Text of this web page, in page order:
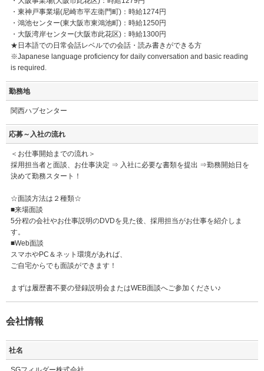
・東神戸事業場(尼崎市平左衛門町)：時給1274円
・鴻池センター(東大阪市東鴻池町)：時給1250円
・大阪湾岸センター(大阪市此花区)：時給1300円
★日本語での日常会話レベルでの会話・読み書きができる方
※Japanese language proficiency for daily conversation and basic reading
is required.
勤務地
関西ハブセンター
応募～入社の流れ
＜お仕事開始までの流れ＞
採用担当者と面談、お仕事決定 ⇒ 入社に必要な書類を提出 ⇒勤務開始日を
決めて勤務スタート！
☆面談方法は２種類☆
■来場面談
5分程の会社やお仕事説明のDVDを見た後、採用担当がお仕事を紹介しま
す。
■Web面談
スマホやPC＆ネット環境があれば、
ご自宅からでも面談ができます！
まずは履歴書不要の登録説明会またはWEB面談へご参加ください♪
会社情報
社名